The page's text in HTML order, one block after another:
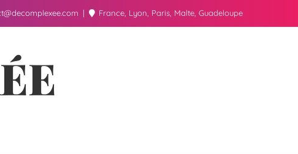
France, Lyon, Paris, Malte, Guadeloupe